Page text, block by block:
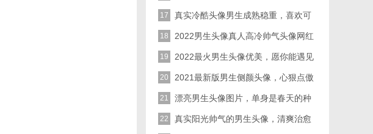
自然来会走的留不住
17 真实冷酷头像男生成熟稳重，喜欢可
以选择使用
18 2022男生头像真人高冷帅气头像网红
稀有的
19 2022最火男生头像优美，愿你能遇见
让你心动的男头
20 2021最新版男生侧颜头像，心狠点傲
气点才爷们
21 漂亮男生头像图片，单身是春天的种
子
22 真实阳光帅气的男生头像，清爽治愈